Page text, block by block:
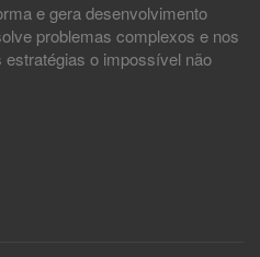
e gera desenvolvimento
problemas complexos e nos
o impossível não